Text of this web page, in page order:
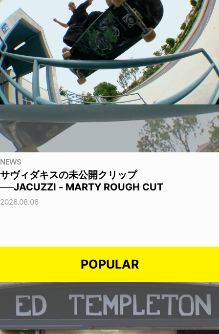
NEWS
サヴィダキスの未公開クリップ
──JACUZZI - MARTY ROUGH CUT
2026.08.06
POPULAR